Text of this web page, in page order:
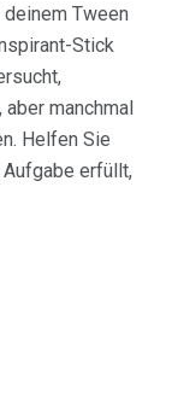
Tween
Stick
manchmal
Helfen Sie
erfüllt,